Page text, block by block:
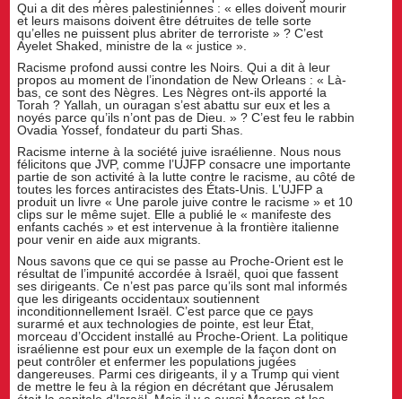
Qui a dit des mères palestiniennes : « elles doivent mourir
et leurs maisons doivent être détruites de telle sorte
qu’elles ne puissent plus abriter de terroriste » ? C’est
Ayelet Shaked, ministre de la « justice ».
Racisme profond aussi contre les Noirs. Qui a dit à leur
propos au moment de l’inondation de New Orleans : « Là-
bas, ce sont des Nègres. Les Nègres ont-ils apporté la
Torah ? Yallah, un ouragan s’est abattu sur eux et les a
noyés parce qu’ils n’ont pas de Dieu. » ? C’est feu le rabbin
Ovadia Yossef, fondateur du parti Shas.
Racisme interne à la société juive israélienne. Nous nous
félicitons que JVP, comme l’UJFP consacre une importante
partie de son activité à la lutte contre le racisme, au côté de
toutes les forces antiracistes des États-Unis. L’UJFP a
produit un livre « Une parole juive contre le racisme » et 10
clips sur le même sujet. Elle a publié le « manifeste des
enfants cachés » et est intervenue à la frontière italienne
pour venir en aide aux migrants.
Nous savons que ce qui se passe au Proche-Orient est le
résultat de l’impunité accordée à Israël, quoi que fassent
ses dirigeants. Ce n’est pas parce qu’ils sont mal informés
que les dirigeants occidentaux soutiennent
inconditionnellement Israël. C’est parce que ce pays
surarmé et aux technologies de pointe, est leur État,
morceau d’Occident installé au Proche-Orient. La politique
israélienne est pour eux un exemple de la façon dont on
peut contrôler et enfermer les populations jugées
dangereuses. Parmi ces dirigeants, il y a Trump qui vient
de mettre le feu à la région en décrétant que Jérusalem